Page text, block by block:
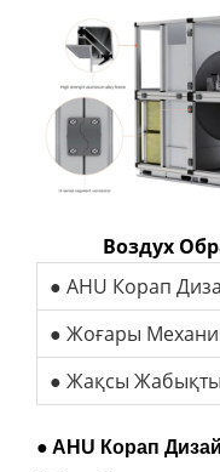
Воздух
● AHU Корап
● Жоғары
● Жақсы
● AHU Корап